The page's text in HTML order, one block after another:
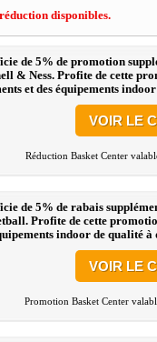
disponibles.
de 5% de promotion
& Ness. Profite de cette
et des équipements
VOIR LE
Réduction Basket Center
de 5% de rabais
Profite de cette
indoor de qualité
VOIR LE
Promotion Basket Center